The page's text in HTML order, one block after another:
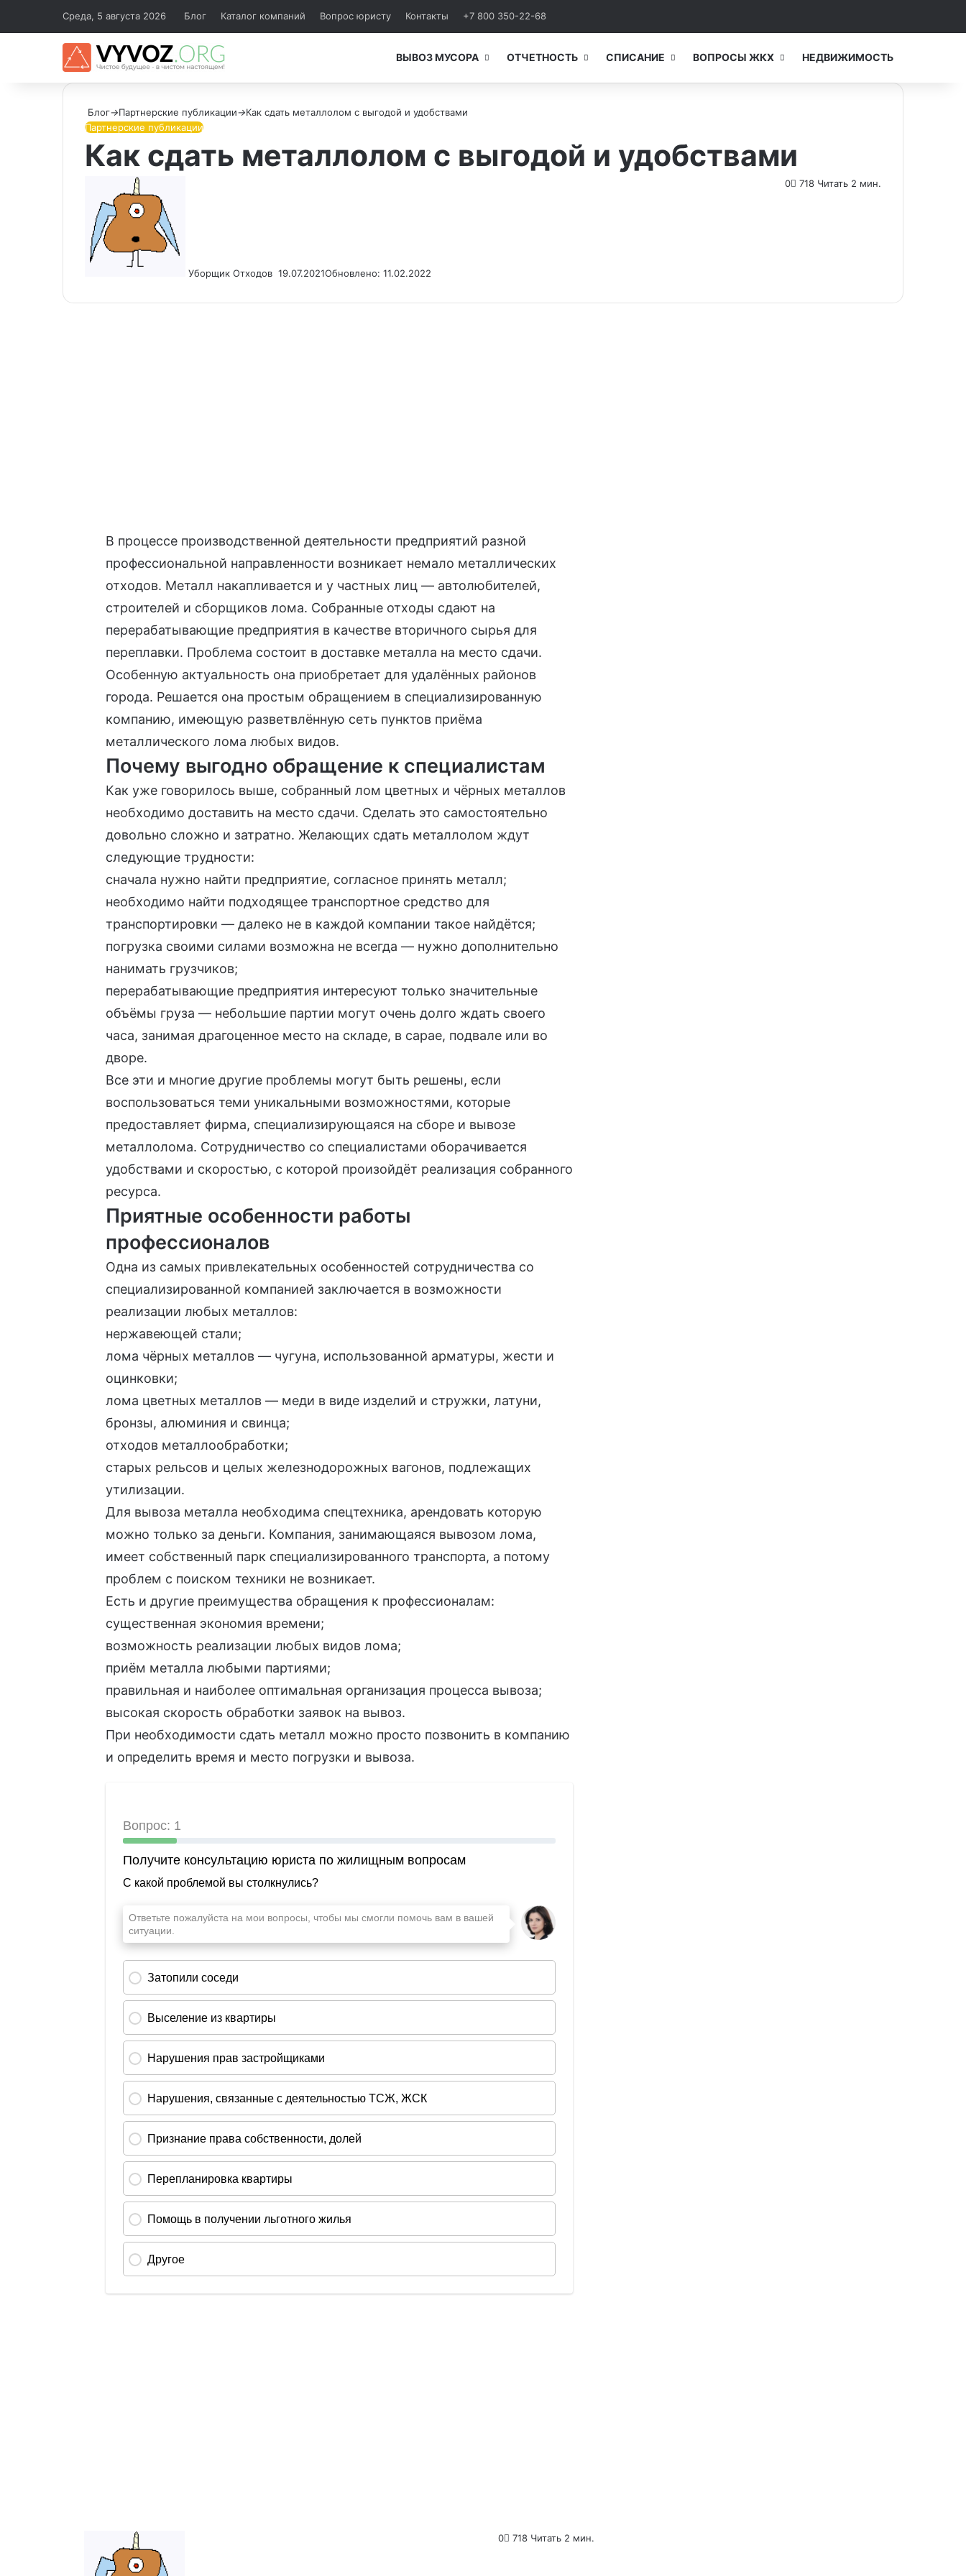
Среда, 5 августа 2026 Блог Каталог компаний Вопрос юристу Контакты +7 800 350-22-68
ВЫВОЗ МУСОРА ОТЧЕТНОСТЬ СПИСАНИЕ ВОПРОСЫ ЖКХ НЕДВИЖИМОСТЬ
Блог→Партнерские публикации→Как сдать металлолом с выгодой и удобствами
Партнерские публикации
Как сдать металлолом с выгодой и удобствами
Уборщик Отходов 19.07.2021Обновлено: 11.02.2022
0 718 Читать 2 мин.
В процессе производственной деятельности предприятий разной
профессиональной направленности возникает немало металлических
отходов. Металл накапливается и у частных лиц — автолюбителей,
строителей и сборщиков лома. Собранные отходы сдают на
перерабатывающие предприятия в качестве вторичного сырья для
переплавки. Проблема состоит в доставке металла на место сдачи.
Особенную актуальность она приобретает для удалённых районов
города. Решается она простым обращением в специализированную
компанию, имеющую разветвлённую сеть пунктов приёма
металлического лома любых видов.
Почему выгодно обращение к специалистам
Как уже говорилось выше, собранный лом цветных и чёрных металлов
необходимо доставить на место сдачи. Сделать это самостоятельно
довольно сложно и затратно. Желающих сдать металлолом ждут
следующие трудности:
сначала нужно найти предприятие, согласное принять металл;
необходимо найти подходящее транспортное средство для
транспортировки — далеко не в каждой компании такое найдётся;
погрузка своими силами возможна не всегда — нужно дополнительно
нанимать грузчиков;
перерабатывающие предприятия интересуют только значительные
объёмы груза — небольшие партии могут очень долго ждать своего
часа, занимая драгоценное место на складе, в сарае, подвале или во
дворе.
Все эти и многие другие проблемы могут быть решены, если
воспользоваться теми уникальными возможностями, которые
предоставляет фирма, специализирующаяся на сборе и вывозе
металлолома. Сотрудничество со специалистами оборачивается
удобствами и скоростью, с которой произойдёт реализация собранного
ресурса.
Приятные особенности работы
профессионалов
Одна из самых привлекательных особенностей сотрудничества со
специализированной компанией заключается в возможности
реализации любых металлов:
нержавеющей стали;
лома чёрных металлов — чугуна, использованной арматуры, жести и
оцинковки;
лома цветных металлов — меди в виде изделий и стружки, латуни,
бронзы, алюминия и свинца;
отходов металлообработки;
старых рельсов и целых железнодорожных вагонов, подлежащих
утилизации.
Для вывоза металла необходима спецтехника, арендовать которую
можно только за деньги. Компания, занимающаяся вывозом лома,
имеет собственный парк специализированного транспорта, а потому
проблем с поиском техники не возникает.
Есть и другие преимущества обращения к профессионалам:
существенная экономия времени;
возможность реализации любых видов лома;
приём металла любыми партиями;
правильная и наиболее оптимальная организация процесса вывоза;
высокая скорость обработки заявок на вывоз.
При необходимости сдать металл можно просто позвонить в компанию
и определить время и место погрузки и вывоза.
0 718 Читать 2 мин.